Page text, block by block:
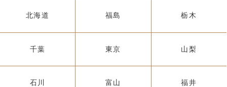
北海道 福島 栃木
千葉 東京 山梨
石川 富山 福井